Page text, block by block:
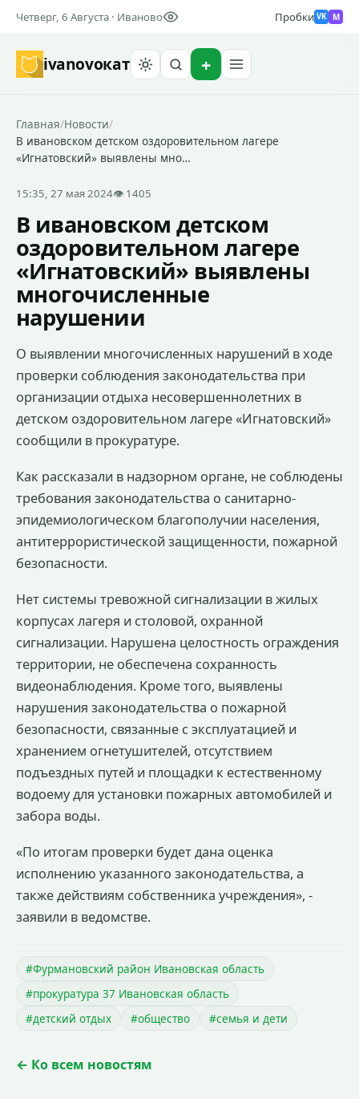
Четверг, 6 Августа · Иваново Пробки VK M
ivanovoкат
Главная/Новости/
В ивановском детском оздоровительном лагере
«Игнатовский» выявлены мно…
15:35, 27 мая 2024👁 1405
В ивановском детском
оздоровительном лагере
«Игнатовский» выявлены
многочисленные
нарушении
О выявлении многочисленных нарушений в ходе
проверки соблюдения законодательства при
организации отдыха несовершеннолетних в
детском оздоровительном лагере «Игнатовский»
сообщили в прокуратуре.
Как рассказали в надзорном органе, не соблюдены
требования законодательства о санитарно-
эпидемиологическом благополучии населения,
антитеррористической защищенности, пожарной
безопасности.
Нет системы тревожной сигнализации в жилых
корпусах лагеря и столовой, охранной
сигнализации. Нарушена целостность ограждения
территории, не обеспечена сохранность
видеонаблюдения. Кроме того, выявлены
нарушения законодательства о пожарной
безопасности, связанные с эксплуатацией и
хранением огнетушителей, отсутствием
подъездных путей и площадки к естественному
водоему для установки пожарных автомобилей и
забора воды.
«По итогам проверки будет дана оценка
исполнению указанного законодательства, а
также действиям собственника учреждения», -
заявили в ведомстве.
#Фурмановский район Ивановская область
#прокуратура 37 Ивановская область
#детский отдых
#общество #семья и дети
← Ко всем новостям